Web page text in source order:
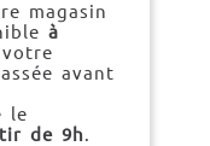
magasin
à
avant
le
de 9h.